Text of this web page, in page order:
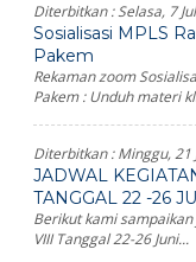
Diterbitkan :Selasa, 7
Sosialisasi MPLS
Pakem
Rekaman zoom
Pakem : Unduh materi
Diterbitkan :Minggu, 21
JADWAL
TANGGAL 22 -26
Berikut kami
VIII Tanggal 22-26 Juni...